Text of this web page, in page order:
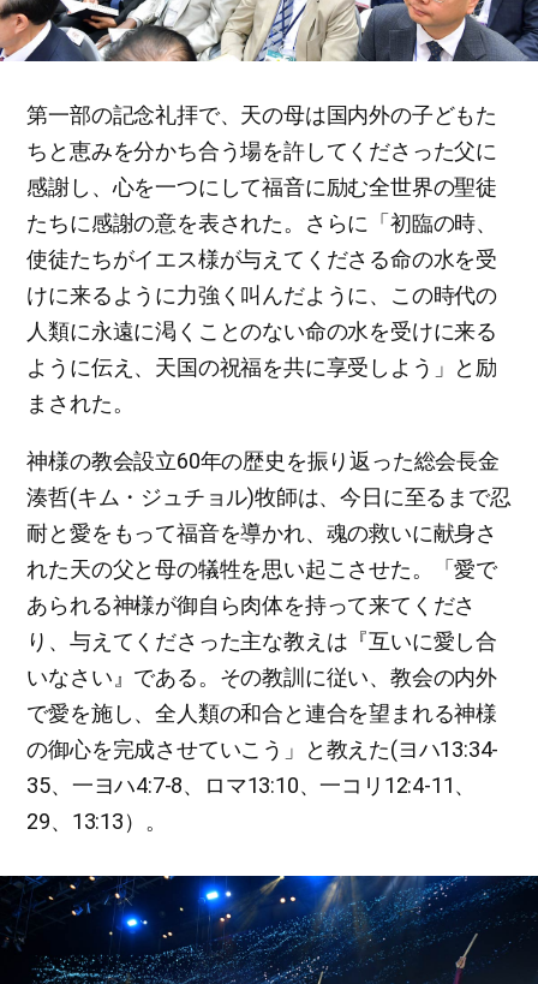
第一部の記念礼拝で、天の母は国内外の子どもた
ちと恵みを分かち合う場を許してくださった父に
感謝し、心を一つにして福音に励む全世界の聖徒
たちに感謝の意を表された。さらに「初臨の時、
使徒たちがイエス様が与えてくださる命の水を受
けに来るように力強く叫んだように、この時代の
人類に永遠に渇くことのない命の水を受けに来る
ように伝え、天国の祝福を共に享受しよう」と励
まされた。
神様の教会設立60年の歴史を振り返った総会長金
湊哲(キム・ジュチョル)牧師は、今日に至るまで忍
耐と愛をもって福音を導かれ、魂の救いに献身さ
れた天の父と母の犠牲を思い起こさせた。「愛で
あられる神様が御自ら肉体を持って来てくださ
り、与えてくださった主な教えは『互いに愛し合
いなさい』である。その教訓に従い、教会の内外
で愛を施し、全人類の和合と連合を望まれる神様
の御心を完成させていこう」と教えた(ヨハ13:34-
35、一ヨハ4:7-8、ロマ13:10、一コリ12:4-11、
29、13:13）。